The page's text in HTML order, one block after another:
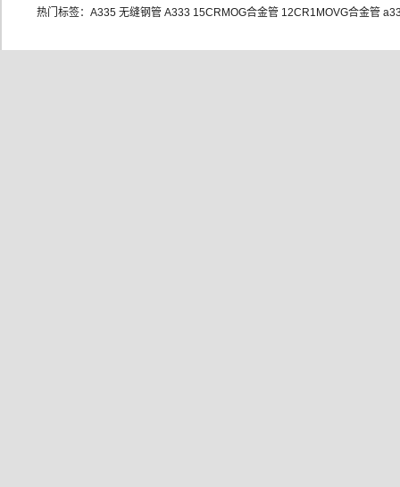
热门标签： A335 无缝钢管 A333 15CRMOG合金管 12CR1MOVG合金管